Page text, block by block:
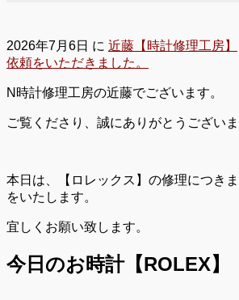
2026年7月6日 に 近藤【時計修理工房】
依頼をいただきました。
N時計修理工房の近藤でございます。
ご覧くださり、誠にありがとうございま
本日は、【ロレックス】の修理につき
をいたします。
宜しくお願い致します。
今日のお時計【ROLEX】